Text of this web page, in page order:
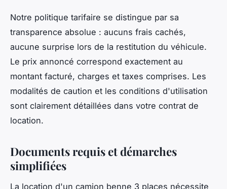
Notre politique tarifaire se distingue par sa
transparence absolue : aucuns frais cachés,
aucune surprise lors de la restitution du véhicule.
Le prix annoncé correspond exactement au
montant facturé, charges et taxes comprises. Les
modalités de caution et les conditions d'utilisation
sont clairement détaillées dans votre contrat de
location.
Documents requis et démarches
simplifiées
La location d'un camion benne 3 places nécessite